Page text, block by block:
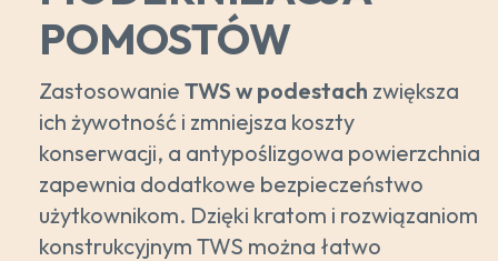
POMOSTÓW
Zastosowanie TWS w podestach zwiększa
ich żywotność i zmniejsza koszty
konserwacji, a antypoślizgowa powierzchnia
zapewnia dodatkowe bezpieczeństwo
użytkownikom. Dzięki kratom i rozwiązaniom
konstrukcyjnym TWS można łatwo